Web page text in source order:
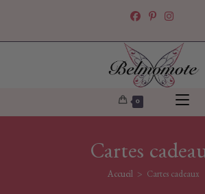
content
0
Cartes
Accueil > Cartes cadeaux